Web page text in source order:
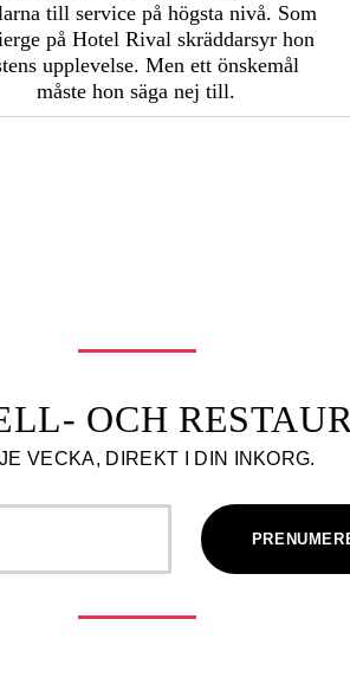
till service på högsta nivå. Som
på Hotel Rival skräddarsyr hon
upp­levelse. Men ett önskemål
måste hon säga nej till.
OCH
VECKA, DIREKT I DIN INKORG.